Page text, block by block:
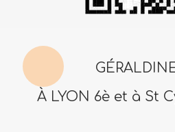
À LYON 6è et à St